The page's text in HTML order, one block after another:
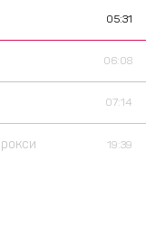
05:31
06:08
07:14
19:39